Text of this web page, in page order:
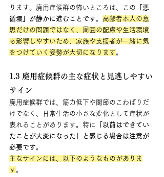
ります。廃用症候群の怖いところは、この 「悪
循環」が静かに進むことです。 高齢者本人の意
思だけの問題ではなく、周囲の配慮や生活環境
も影響しやすいため、家族や支援者が一緒に気
をつけていく姿勢が大切になります。
1.3 廃用症候群の主な症状と見逃しやすい
サイン
廃用症候群では、筋力低下や関節のこわばりだ
けでなく、日常生活の小さな変化として症状が
表れることがあります。特に
「以前はできてい
たことが大変になった」と感じる場合は注意が
必要です。
主なサインには、以下のようなものがありま
す。